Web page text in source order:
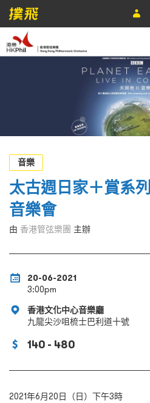
節目
EN
音樂
太古週日家＋賞系
音樂會
由 香港管弦樂團 主辦
20-06-2021
3:00pm
香港文化中心音樂廳
九龍尖沙咀梳士巴利道十號
140 - 480
2021年6月20日（日）下午3時